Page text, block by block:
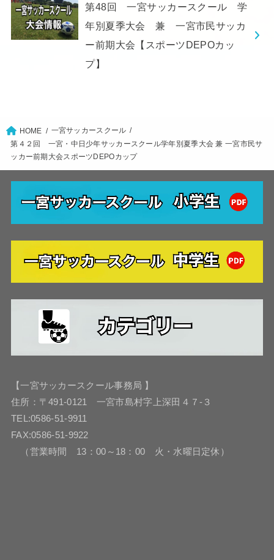
第48回 一宮サッカースクール 学
年別夏季大会 兼 一宮市民サッカ
ー前期大会【スポーツDEPOカッ
プ】
HOME
一宮サッカースクール
第４２回 一宮・中日少年サッカースクール学年別夏季大会 兼 一宮市民サ
ッカー前期大会スポーツDEPOカップ
【一宮サッカースクール事務局 】
住所：〒491-0121 一宮市島村字上深田４７-３
TEL:0586-51-9911
FAX:0586-51-9922
（営業時間 13：00～18：00 火・水曜日定休）